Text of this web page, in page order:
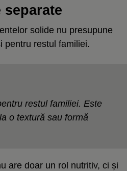
separate
solide nu presupune
pentru restul familiei.
restul familiei. Este
o textură sau formă
are doar un rol nutritiv, ci și